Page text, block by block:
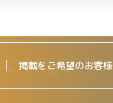
掲載をご希望のお客様